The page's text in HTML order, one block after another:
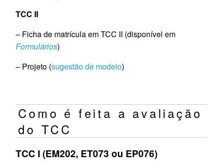
TCC II
– Ficha de matrícula em TCC II (disponível em
Formulários)
– Projeto (sugestão de modelo)
Como é feita a avaliação
do TCC
TCC I (EM202, ET073 ou EP076)